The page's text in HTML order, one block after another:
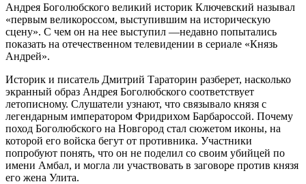
Андрея Боголюбского великий историк Ключевский называл
«первым великороссом, выступившим на историческую
сцену». С чем он на нее выступил —недавно попытались
показать на отечественном телевидении в сериале «Князь
Андрей».
Историк и писатель Дмитрий Тараторин разберет, насколько
экранный образ Андрея Боголюбского соответствует
летописному. Слушатели узнают, что связывало князя с
легендарным императором Фридрихом Барбароссой. Почему
поход Боголюбского на Новгород стал сюжетом иконы, на
которой его войска бегут от противника. Участники
попробуют понять, что он не поделил со своим убийцей по
имени Амбал, и могла ли участвовать в заговоре против князя
его жена Улита.